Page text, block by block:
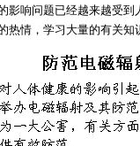
影响问题已经越来越受到
热情，学习大量的有关知